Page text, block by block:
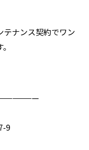
ナンス契約でワン
9